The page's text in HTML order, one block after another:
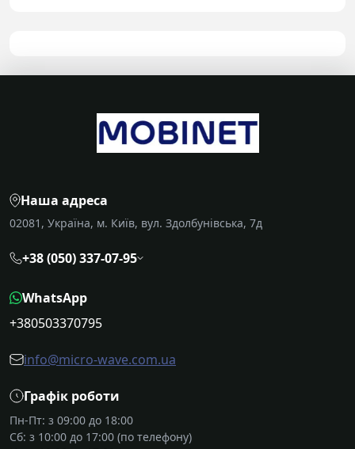
Наша адреса
02081, Україна, м. Київ, вул. Здолбунівська, 7д
+38 (050) 337-07-95
WhatsApp
+380503370795
info@micro-wave.com.ua
Графік роботи
Пн-Пт: з 09:00 до 18:00
Сб: з 10:00 до 17:00 (по телефону)